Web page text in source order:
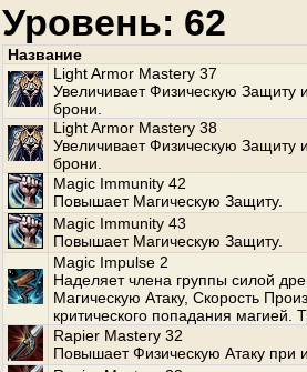
Уровень: 62
Название
Light Armor Mastery 37
Увеличивает Физическую Защиту
брони.
Light Armor Mastery 38
Увеличивает Физическую Защиту
брони.
Magic Immunity 42
Повышает Магическую Защиту.
Magic Immunity 43
Повышает Магическую Защиту.
Magic Impulse 2
Наделяет члена группы силой
Магическую Атаку, Скорость
критического попадания магией.
Rapier Mastery 32
Повышает Физическую Атаку при